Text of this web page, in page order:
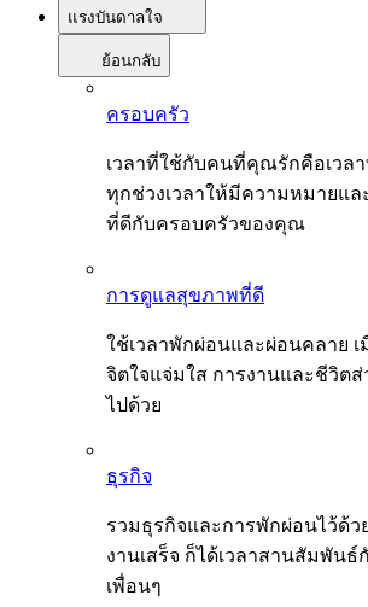
แรงบันดาลใจ
ย้อนกลับ
ครอบครัว
เวลาที่ใช้กับคนที่คุณรักคือเวล
ทุกช่วงเวลาให้มีความหมายแล
ที่ดีกับครอบครัวของคุณ
การดูแลสุขภาพที่ดี
ใช้เวลาพักผ่อนและผ่อนคลาย
จิตใจแจ่มใส การงานและชีวิต
ไปด้วย
ธุรกิจ
รวมธุรกิจและการพักผ่อนไว้ด้ว
งานเสร็จ ก็ได้เวลาสานสัมพัน
เพื่อนๆ